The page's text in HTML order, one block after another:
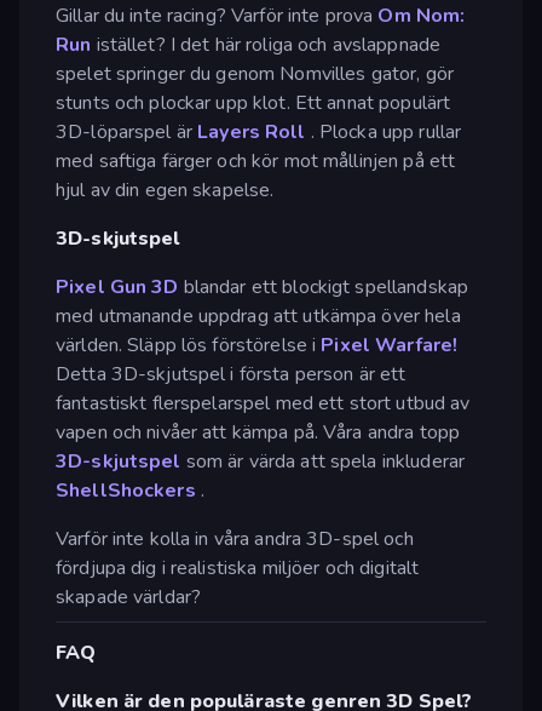
Gillar du inte racing? Varför inte prova Om Nom:
Run istället? I det här roliga och avslappnade
spelet springer du genom Nomvilles gator, gör
stunts och plockar upp klot. Ett annat populärt
3D-löparspel är Layers Roll . Plocka upp rullar
med saftiga färger och kör mot mållinjen på ett
hjul av din egen skapelse.
3D-skjutspel
Pixel Gun 3D blandar ett blockigt spellandskap
med utmanande uppdrag att utkämpa över hela
världen. Släpp lös förstörelse i Pixel Warfare!
Detta 3D-skjutspel i första person är ett
fantastiskt flerspelarspel med ett stort utbud av
vapen och nivåer att kämpa på. Våra andra topp
3D-skjutspel som är värda att spela inkluderar
ShellShockers .
Varför inte kolla in våra andra 3D-spel och
fördjupa dig i realistiska miljöer och digitalt
skapade världar?
FAQ
Vilken är den populäraste genren 3D Spel?